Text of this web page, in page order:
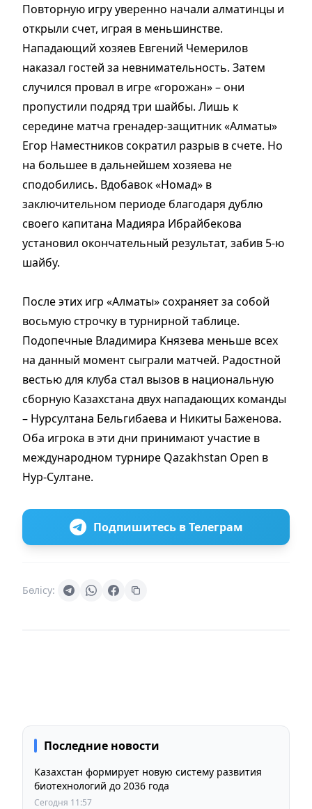
Повторную игру уверенно начали алматинцы и
открыли счет, играя в меньшинстве.
Нападающий хозяев Евгений Чемерилов
наказал гостей за невнимательность. Затем
случился провал в игре «горожан» – они
пропустили подряд три шайбы. Лишь к
середине матча гренадер-защитник «Алматы»
Егор Наместников сократил разрыв в счете. Но
на большее в дальнейшем хозяева не
сподобились. Вдобавок «Номад» в
заключительном периоде благодаря дублю
своего капитана Мадияра Ибрайбекова
установил окончательный результат, забив 5-ю
шайбу.
После этих игр «Алматы» сохраняет за собой
восьмую строчку в турнирной таблице.
Подопечные Владимира Князева меньше всех
на данный момент сыграли матчей. Радостной
вестью для клуба стал вызов в национальную
сборную Казахстана двух нападающих команды
– Нурсултана Бельгибаева и Никиты Баженова.
Оба игрока в эти дни принимают участие в
международном турнире Qazakhstan Open в
Нур-Султане.
Подпишитесь в Телеграм
Бөлісу:
Последние новости
Казахстан формирует новую систему развития
биотехнологий до 2036 года
Сегодня 11:57